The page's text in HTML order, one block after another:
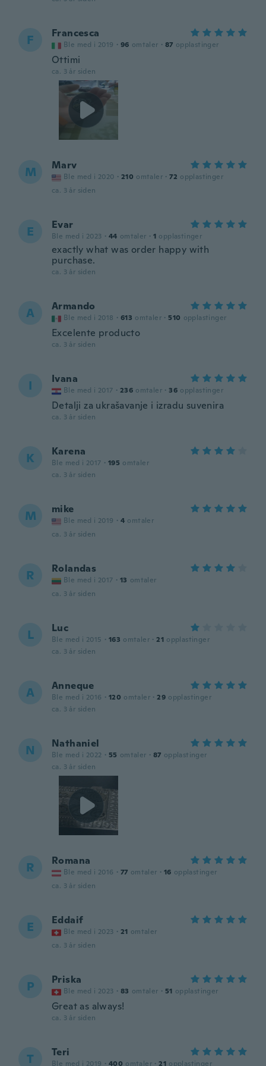
F Francesca
Ble med i 2019 · 96 omtaler · 87 opplastinger
Ottimi
ca. 3 år siden
M Marv
Ble med i 2020 · 210 omtaler · 72 opplastinger
ca. 3 år siden
E Evar
Ble med i 2023 · 44 omtaler · 1 opplastinger
exactly what was order happy with
purchase.
ca. 3 år siden
A Armando
Ble med i 2018 · 613 omtaler · 510 opplastinger
Excelente producto
ca. 3 år siden
I Ivana
Ble med i 2017 · 236 omtaler · 36 opplastinger
Detalji za ukrašavanje i izradu suvenira
ca. 3 år siden
K Karena
Ble med i 2017 · 195 omtaler
ca. 3 år siden
M mike
Ble med i 2019 · 4 omtaler
ca. 3 år siden
R Rolandas
Ble med i 2017 · 13 omtaler
ca. 3 år siden
L Luc
Ble med i 2015 · 163 omtaler · 21 opplastinger
ca. 3 år siden
A Anneque
Ble med i 2016 · 120 omtaler · 29 opplastinger
ca. 3 år siden
N Nathaniel
Ble med i 2022 · 55 omtaler · 87 opplastinger
ca. 3 år siden
R Romana
Ble med i 2016 · 77 omtaler · 16 opplastinger
ca. 3 år siden
E Eddaif
Ble med i 2023 · 21 omtaler
ca. 3 år siden
P Priska
Ble med i 2023 · 83 omtaler · 51 opplastinger
Great as always!
ca. 3 år siden
T Teri
Ble med i 2019 · 400 omtaler · 21 opplastinger